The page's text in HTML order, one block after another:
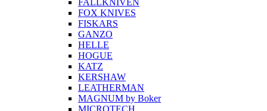
FALLKNIVEN
FOX KNIVES
FISKARS
GANZO
HELLE
HOGUE
KATZ
KERSHAW
LEATHERMAN
MAGNUM by Boker
MICROTECH